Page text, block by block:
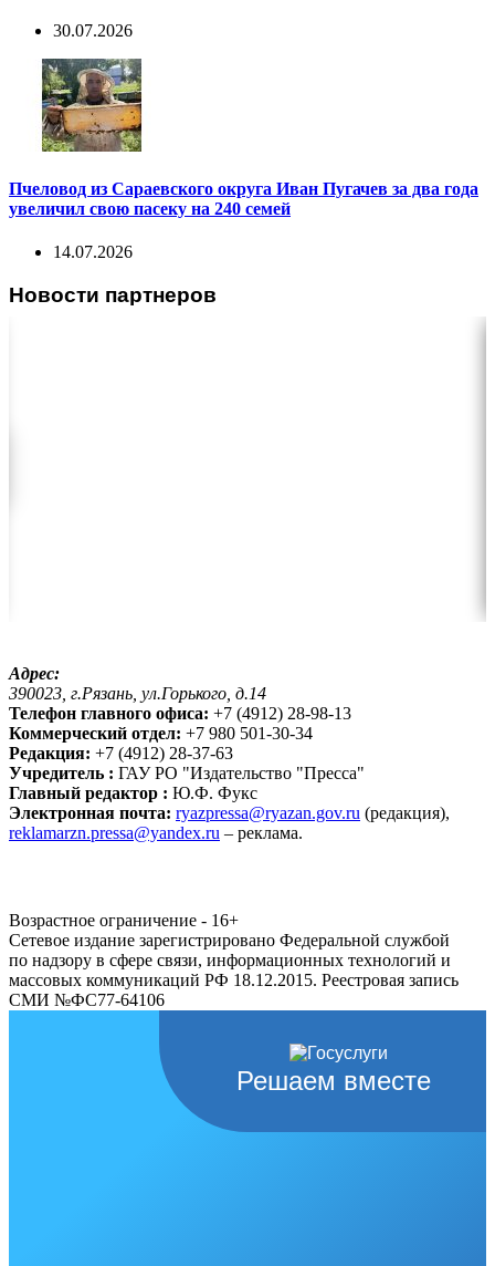
30.07.2026
Пчеловод из Сараевского округа Иван Пугачев за два года
увеличил свою пасеку на 240 семей
14.07.2026
Новости партнеров
Адрес:
390023, г.Рязань, ул.Горького, д.14
Телефон главного офиса: +7 (4912) 28-98-13
Коммерческий отдел: +7 980 501-30-34
Редакция: +7 (4912) 28-37-63
Учредитель : ГАУ РО "Издательство "Пресса"
Главный редактор : Ю.Ф. Фукс
Электронная почта: ryazpressa@ryazan.gov.ru (редакция),
reklamarzn.pressa@yandex.ru – реклама.
Возрастное ограничение - 16+
Сетевое издание зарегистрировано Федеральной службой
по надзору в сфере связи, информационных технологий и
массовых коммуникаций РФ 18.12.2015. Реестровая запись
СМИ №ФС77-64106
Решаем вместе